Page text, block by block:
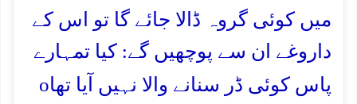
میں کوئی گروہ ڈالا جائے گا تو اس کے
داروغے ان سے پوچھیں گے: کیا تمہارے
پاس کوئی ڈر سنانے والا نہیں آیا تھاo